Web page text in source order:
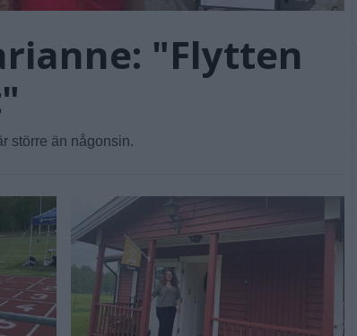
"Flytten
större än någonsin.